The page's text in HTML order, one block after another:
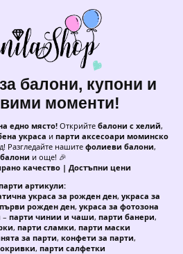
балони, купони и
моменти!
едно място! Открийте балони с хелий,
украса и парти аксесоари моминско
Разгледайте нашитефолиеви балони,
и още! 🎉
качество | Достъпни цени
артикули:
украса за рожден ден, украса за
рожден ден, украса за фотозона
– парти чинии и чаши, парти банери,
, парти сламки, парти маски
за парти, конфети за парти,
, парти салфетки